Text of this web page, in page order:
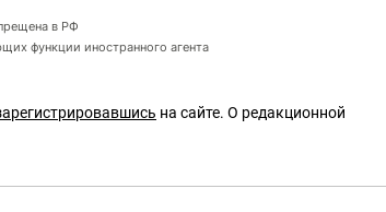
в РФ
функции иностранного агента
на сайте. О редакционной